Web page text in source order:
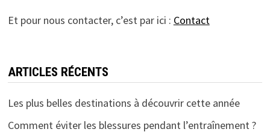
Et pour nous contacter, c’est par ici : Contact
ARTICLES RÉCENTS
Les plus belles destinations à découvrir cette année
Comment éviter les blessures pendant l’entraînement ?